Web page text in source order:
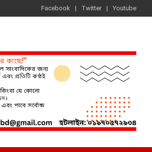
Facebook Twitter Youtube